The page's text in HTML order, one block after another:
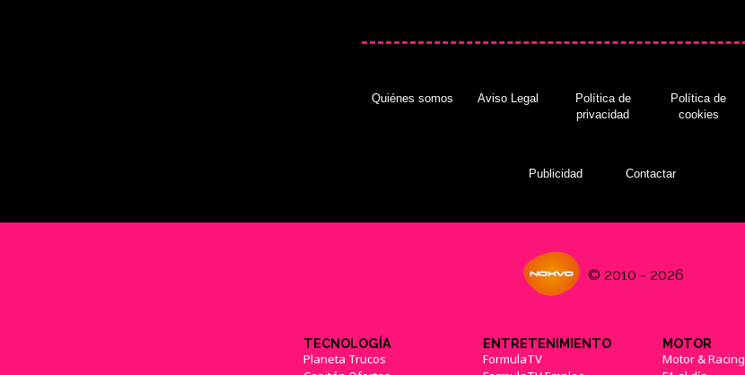
Quiénes somos Aviso Legal
Política de
privacidad
Política de
cookies
Publicidad Contactar
© 2010 - 2026
TECNOLOGÍA
Planeta Trucos
ENTRETENIMIENTO
FormulaTV
MOTOR
Motor & Racing